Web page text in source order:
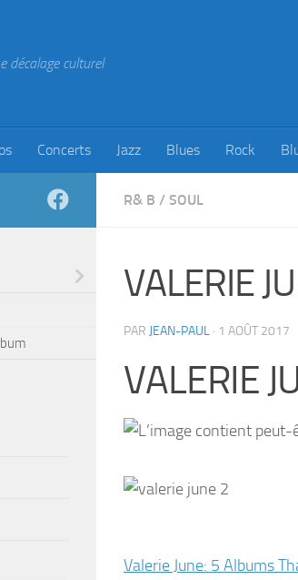
décalage culturel
Concerts Jazz Blues Rock
R& B / SOUL
VALERIE
PAR JEAN-PAUL · 1 AOÛT 2017
VALERIE
Valerie June: 5 Albums